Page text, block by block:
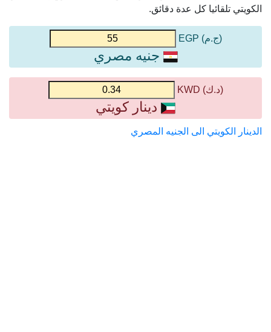
الكويتي تلقائيا كل عدة دقائق.
(ج.م) EGP
جنيه مصري
(د.ك) KWD
دينار كويتي
الدينار الكويتي الى الجنيه المصري